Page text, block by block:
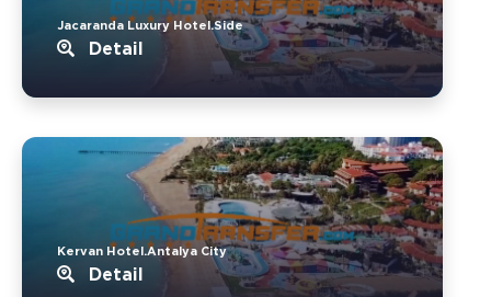
Jacaranda Luxury Hotel.Side
Detail
Kervan Hotel.Antalya City
Detail